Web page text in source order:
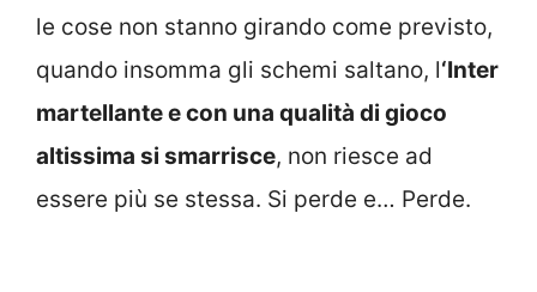
le cose non stanno girando come previsto,
quando insomma gli schemi saltano, l‘Inter
martellante e con una qualità di gioco
altissima si smarrisce, non riesce ad
essere più se stessa. Si perde e… Perde.